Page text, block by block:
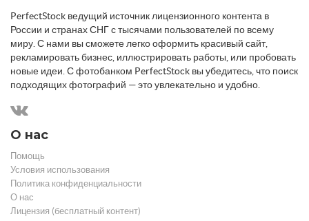
PerfectStock ведущий источник лицензионного контента в
России и странах СНГ с тысячами пользователей по всему
миру. С нами вы сможете легко оформить красивый сайт,
рекламировать бизнес, иллюстрировать работы, или пробовать
новые идеи. С фотобанком PerfectStock вы убедитесь, что поиск
подходящих фотографий — это увлекательно и удобно.
О нас
Помощь
Условия использования
Политика конфиденциальности
О нас
Лицензия (бесплатный контент)